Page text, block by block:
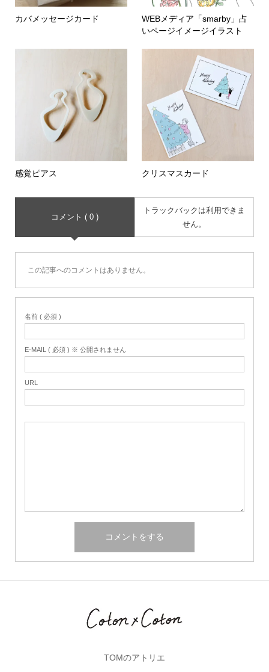
カバメッセージカード
WEBメディア「smarby」占
いページイメージイラスト
感覚ピアス クリスマスカード
コメント ( 0 )
トラックバックは利用できま
せん。
この記事へのコメントはありません。
名前 ( 必須 )
E-MAIL ( 必須 ) ※ 公開されません
URL
TOMのアトリエ